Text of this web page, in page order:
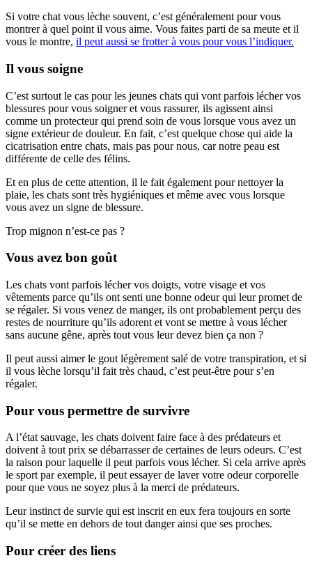
Si votre chat vous lèche souvent, c’est généralement pour vous
montrer à quel point il vous aime. Vous faites parti de sa meute et il
vous le montre, il peut aussi se frotter à vous pour vous l’indiquer.
Il vous soigne
C’est surtout le cas pour les jeunes chats qui vont parfois lécher vos
blessures pour vous soigner et vous rassurer, ils agissent ainsi
comme un protecteur qui prend soin de vous lorsque vous avez un
signe extérieur de douleur. En fait, c’est quelque chose qui aide la
cicatrisation entre chats, mais pas pour nous, car notre peau est
différente de celle des félins.
Et en plus de cette attention, il le fait également pour nettoyer la
plaie, les chats sont très hygiéniques et même avec vous lorsque
vous avez un signe de blessure.
Trop mignon n’est-ce pas ?
Vous avez bon goût
Les chats vont parfois lécher vos doigts, votre visage et vos
vêtements parce qu’ils ont senti une bonne odeur qui leur promet de
se régaler. Si vous venez de manger, ils ont probablement perçu des
restes de nourriture qu’ils adorent et vont se mettre à vous lécher
sans aucune gêne, après tout vous leur devez bien ça non ?
Il peut aussi aimer le gout légèrement salé de votre transpiration, et si
il vous lèche lorsqu’il fait très chaud, c’est peut-être pour s’en
régaler.
Pour vous permettre de survivre
A l’état sauvage, les chats doivent faire face à des prédateurs et
doivent à tout prix se débarrasser de certaines de leurs odeurs. C’est
la raison pour laquelle il peut parfois vous lécher. Si cela arrive après
le sport par exemple, il peut essayer de laver votre odeur corporelle
pour que vous ne soyez plus à la merci de prédateurs.
Leur instinct de survie qui est inscrit en eux fera toujours en sorte
qu’il se mette en dehors de tout danger ainsi que ses proches.
Pour créer des liens